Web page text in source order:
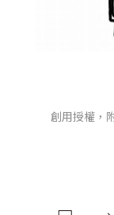
創用授權，